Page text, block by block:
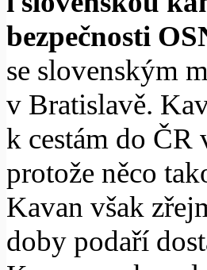
bezpečnosti
se slovenským
v Bratislavě.
k cestám do
protože něco
Kavan však
doby podaří